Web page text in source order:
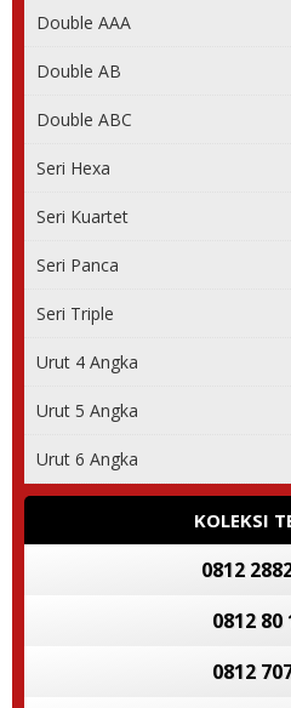
Double AAA
Double AB
Double ABC
Seri Hexa
Seri Kuartet
Seri Panca
Seri Triple
Urut 4 Angka
Urut 5 Angka
Urut 6 Angka
KOLEKSI
0812
0812 80
0812